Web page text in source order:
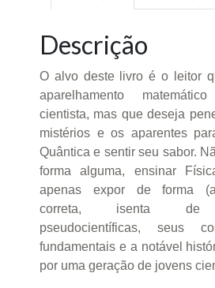
Descrição
O alvo deste livro é o leitor
aparelhamento
cientista, mas que deseja
mistérios e os aparentes
Quântica e sentir seu sabor.
forma alguma, ensinar
apenas expor de forma
correta, isenta de
pseudocientíficas, seus
fundamentais e a notável
por uma geração de jovens